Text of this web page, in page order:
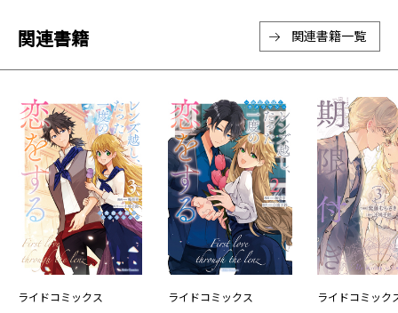
関連書籍 関連書籍一覧
ライドコミックス ライドコミックス ライドコミック